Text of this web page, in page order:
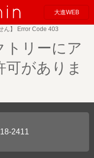
大進WEB
ん】 Error Code 403
トリーにア
可がありま
2411